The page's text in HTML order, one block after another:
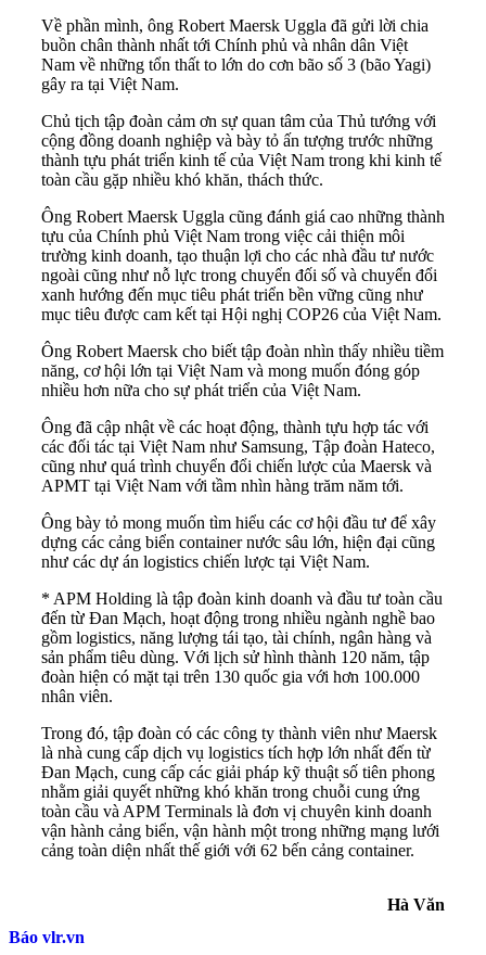
Về phần mình, ông Robert Maersk Uggla đã gửi lời chia
buồn chân thành nhất tới Chính phủ và nhân dân Việt
Nam về những tổn thất to lớn do cơn bão số 3 (bão Yagi)
gây ra tại Việt Nam.
Chủ tịch tập đoàn cảm ơn sự quan tâm của Thủ tướng với
cộng đồng doanh nghiệp và bày tỏ ấn tượng trước những
thành tựu phát triển kinh tế của Việt Nam trong khi kinh tế
toàn cầu gặp nhiều khó khăn, thách thức.
Ông Robert Maersk Uggla cũng đánh giá cao những thành
tựu của Chính phủ Việt Nam trong việc cải thiện môi
trường kinh doanh, tạo thuận lợi cho các nhà đầu tư nước
ngoài cũng như nỗ lực trong chuyển đối số và chuyển đổi
xanh hướng đến mục tiêu phát triển bền vững cũng như
mục tiêu được cam kết tại Hội nghị COP26 của Việt Nam.
Ông Robert Maersk cho biết tập đoàn nhìn thấy nhiều tiềm
năng, cơ hội lớn tại Việt Nam và mong muốn đóng góp
nhiều hơn nữa cho sự phát triển của Việt Nam.
Ông đã cập nhật về các hoạt động, thành tựu hợp tác với
các đối tác tại Việt Nam như Samsung, Tập đoàn Hateco,
cũng như quá trình chuyển đổi chiến lược của Maersk và
APMT tại Việt Nam với tầm nhìn hàng trăm năm tới.
Ông bày tỏ mong muốn tìm hiểu các cơ hội đầu tư để xây
dựng các cảng biển container nước sâu lớn, hiện đại cũng
như các dự án logistics chiến lược tại Việt Nam.
* APM Holding là tập đoàn kinh doanh và đầu tư toàn cầu
đến từ Đan Mạch, hoạt động trong nhiều ngành nghề bao
gồm logistics, năng lượng tái tạo, tài chính, ngân hàng và
sản phẩm tiêu dùng. Với lịch sử hình thành 120 năm, tập
đoàn hiện có mặt tại trên 130 quốc gia với hơn 100.000
nhân viên.
Trong đó, tập đoàn có các công ty thành viên như Maersk
là nhà cung cấp dịch vụ logistics tích hợp lớn nhất đến từ
Đan Mạch, cung cấp các giải pháp kỹ thuật số tiên phong
nhằm giải quyết những khó khăn trong chuỗi cung ứng
toàn cầu và APM Terminals là đơn vị chuyên kinh doanh
vận hành cảng biển, vận hành một trong những mạng lưới
cảng toàn diện nhất thế giới với 62 bến cảng container.
Hà Văn
Báo vlr.vn